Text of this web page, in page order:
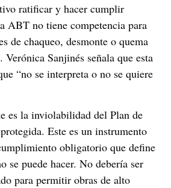
ratificar y hacer cumplir
ABT no tiene competencia para
de chaqueo, desmonte o quema
Verónica Sanjinés señala que esta
“no se interpreta o no se quiere
es la inviolabilidad del Plan de
Este es un instrumento
obligatorio que define
se puede hacer. No debería ser
para permitir obras de alto